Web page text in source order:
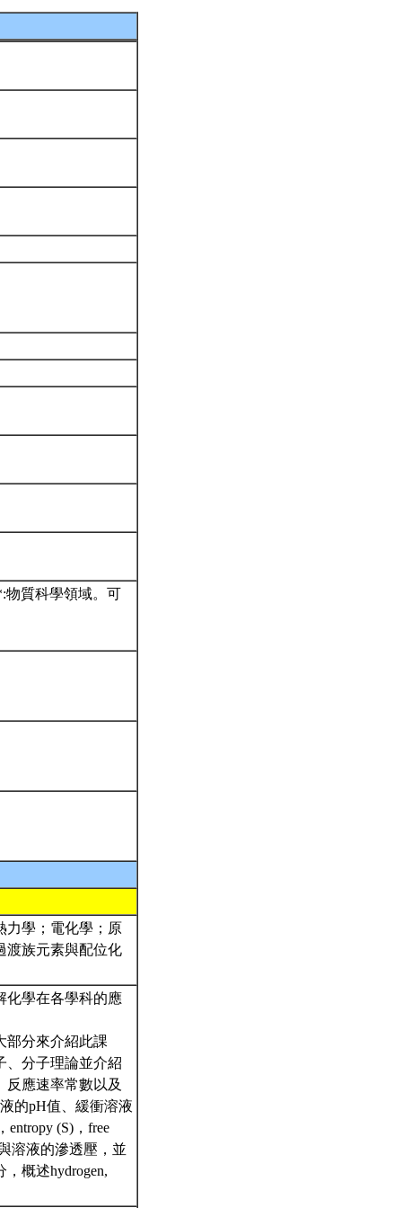
物質科學領域。可
力學；電化學；原
渡族元素與配位化
化學在各學科的應
部分來介紹此課
、分子理論並介紹
應速率常數以及
的pH值、緩衝溶液
(S)，free
溶液的滲透壓，並
概述hydrogen,